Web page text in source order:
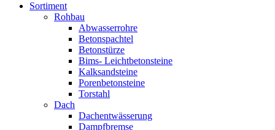
Sortiment
Rohbau
Abwasserrohre
Betonspachtel
Betonstürze
Bims- Leichtbetonsteine
Kalksandsteine
Porenbetonsteine
Torstahl
Dach
Dachentwässerung
Dampfbremse